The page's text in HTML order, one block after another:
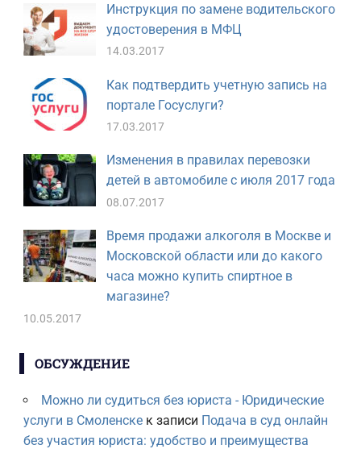
Инструкция по замене водительского
удостоверения в МФЦ
14.03.2017
Как подтвердить учетную запись на
портале Госуслуги?
17.03.2017
Изменения в правилах перевозки
детей в автомобиле с июля 2017 года
08.07.2017
Время продажи алкоголя в Москве и
Московской области или до какого
часа можно купить спиртное в
магазине?
10.05.2017
ОБСУЖДЕНИЕ
Можно ли судиться без юриста - Юридические
услуги в Смоленскек записи Подача в суд онлайн
без участия юриста: удобство и преимущества